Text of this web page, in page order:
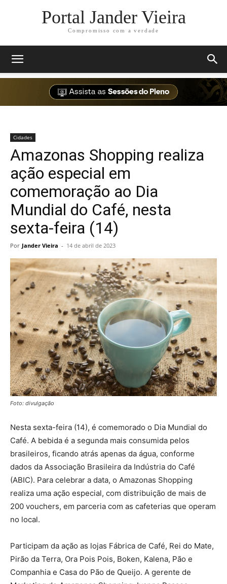
Portal Jander Vieira
Compromisso com a verdade
Cidades
Amazonas Shopping realiza
ação especial em
comemoração ao Dia
Mundial do Café, nesta
sexta-feira (14)
Por Jander Vieira - 14 de abril de 2023
Foto: divulgação
Nesta sexta-feira (14), é comemorado o Dia Mundial do
Café. A bebida é a segunda mais consumida pelos
brasileiros, ficando atrás apenas da água, conforme
dados da Associação Brasileira da Indústria do Café
(ABIC). Para celebrar a data, o Amazonas Shopping
realiza uma ação especial, com distribuição de mais de
200 vouchers, em parceria com as cafeterias que operam
no local.
Participam da ação as lojas Fábrica de Café, Rei do Mate,
Pirão da Terra, Ora Pois Pois, Boken, Kalena, Pão e
Companhia e Casa do Pão de Queijo. A gerente de